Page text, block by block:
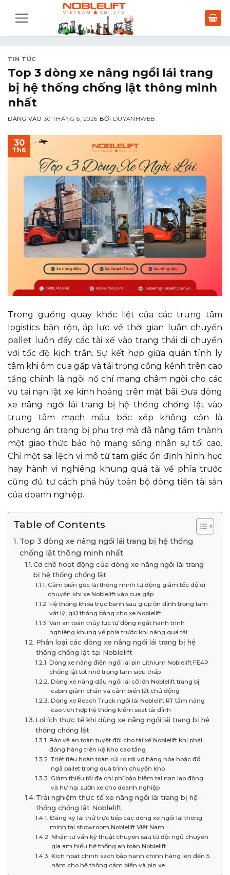
qua
TIN TỨC
Top 3 dòng xe nâng ngồi lái trang
bị hệ thống chống lật thông minh
nhất
ĐĂNG VÀO30 THÁNG 6, 2026 BỞI DUYANHWEB
30
Th6
Trong guồng quay khốc liệt của các trung tâm
logistics bận rộn, áp lực về thời gian luân chuyển
pallet luôn đẩy các tài xế vào trạng thái di chuyển
với tốc độ kịch trần. Sự kết hợp giữa quán tính ly
tâm khi ôm cua gấp và tải trọng cồng kềnh trên cao
tầng chính là ngòi nổ chí mạng châm ngòi cho các
vụ tai nạn lật xe kinh hoàng trên mặt bãi. Đưa dòng
xe nâng ngồi lái trang bị hệ thống chống lật vào
trung tâm mạch máu bốc xếp không còn là
phương án trang bị phụ trợ mà đã nâng tầm thành
một giao thức bảo hộ mạng sống nhân sự tối cao.
Chỉ một sai lệch vi mô từ tam giác ổn định hình học
hay hành vi nghiêng khung quá tải về phía trước
cũng đủ tư cách phá hủy toàn bộ dòng tiền tài sản
của doanh nghiệp.
Table of Contents
Top 3 dòng xe nâng ngồi lái trang bị hệ thống
chống lật thông minh nhất
Cơ chế hoạt động của dòng xe nâng ngồi lái trang
bị hệ thống chống lật
Cảm biến góc lái thông minh tự động giảm tốc độ di
chuyển khi xe Noblelift vào cua gấp
Hệ thống khóa trục bánh sau giúp ổn định trọng tâm
vật lý, giữ thăng bằng cho xe Noblelift
Van an toàn thủy lực tự động ngắt hành trình
nghiêng khung về phía trước khi nâng quá tải
Phân loại các dòng xe nâng ngồi lái trang bị hệ
thống chống lật tại Noblelift
Dòng xe nâng điện ngồi lái pin Lithium Noblelift FE4P
chống lật tốt nhờ trọng tâm siêu thấp
Dòng xe nâng dầu ngồi lái cỡ lớn Noblelift trang bị
cabin giảm chấn và cảm biến lật chủ động
Dòng xe Reach Truck ngồi lái Noblelift RT tầm nâng
cao tích hợp hệ thống kiểm soát tải đỉnh
Lợi ích thực tế khi dùng xe nâng ngồi lái trang bị hệ
thống chống lật
Bảo vệ an toàn tuyệt đối cho tài xế Noblelift khi phải
đóng hàng trên kệ kho cao tầng
Triệt tiêu hoàn toàn rủi ro rơi vỡ hàng hóa hoặc đổ
ngã pallet trong quá trình chuyển kho
Giảm thiểu tối đa chi phí bảo hiểm tai nạn lao động
và hư hại sườn xe cho doanh nghiệp
Trải nghiệm thực tế xe nâng ngồi lái trang bị hệ
thống chống lật Noblelift
Đăng ký lái thử trực tiếp các dòng xe ngồi lái thông
minh tại showroom Noblelift Việt Nam
Nhận tư vấn kỹ thuật chuyên sâu từ đội ngũ chuyên
gia am hiểu hệ thống an toàn Noblelift
Kích hoạt chính sách bảo hành chính hãng lên đến 5
năm cho hệ thống cảm biến và pin xe